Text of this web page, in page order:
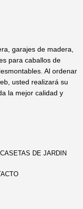
garajes de madera,
para caballos de
Al ordenar
usted realizará su
la mejor calidad y
CASETAS DE JARDIN